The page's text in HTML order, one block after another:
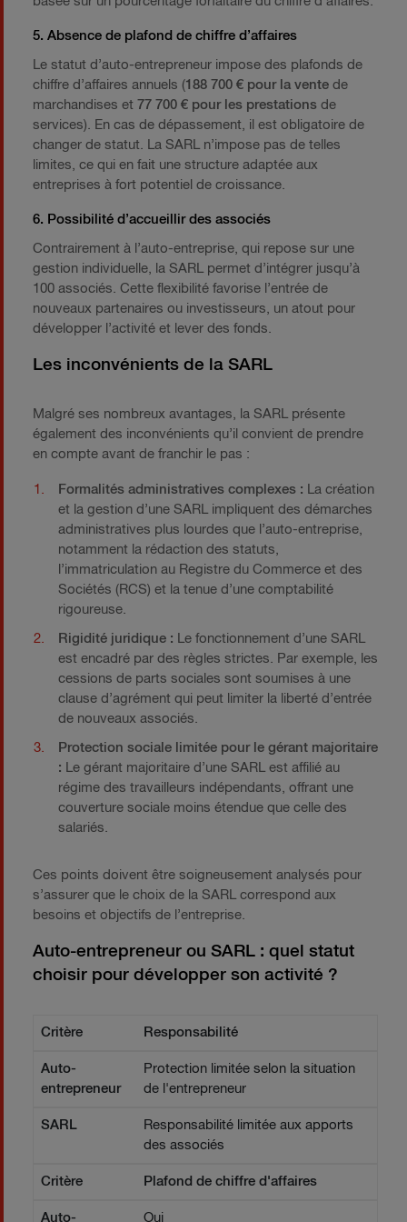
5. Absence de plafond de chiffre d’affaires
Le statut d’auto-entrepreneur impose des plafonds de
chiffre d’affaires annuels (188 700 € pour la vente de
marchandises et 77 700 € pour les prestations de
services). En cas de dépassement, il est obligatoire de
changer de statut. La SARL n’impose pas de telles
limites, ce qui en fait une structure adaptée aux
entreprises à fort potentiel de croissance.
6. Possibilité d’accueillir des associés
Contrairement à l’auto-entreprise, qui repose sur une
gestion individuelle, la SARL permet d’intégrer jusqu’à
100 associés. Cette flexibilité favorise l’entrée de
nouveaux partenaires ou investisseurs, un atout pour
développer l’activité et lever des fonds.
Les inconvénients de la SARL
Malgré ses nombreux avantages, la SARL présente
également des inconvénients qu’il convient de prendre
en compte avant de franchir le pas :
Formalités administratives complexes :
La création
et la gestion d’une SARL impliquent des démarches
administratives plus lourdes que l’auto-entreprise,
notamment la rédaction des statuts,
l’immatriculation au Registre du Commerce et des
Sociétés (RCS) et la tenue d’une comptabilité
rigoureuse.
Rigidité juridique : Le fonctionnement d’une SARL
est encadré par des règles strictes. Par exemple, les
cessions de parts sociales sont soumises à une
clause d’agrément qui peut limiter la liberté d’entrée
de nouveaux associés.
Protection sociale limitée pour le gérant majoritaire
: Le gérant majoritaire d’une SARL est affilié au
régime des travailleurs indépendants, offrant une
couverture sociale moins étendue que celle des
salariés.
Ces points doivent être soigneusement analysés pour
s’assurer que le choix de la SARL correspond aux
besoins et objectifs de l’entreprise.
Auto-entrepreneur ou SARL : quel statut
choisir pour développer son activité ?
Critère Responsabilité
Auto-
entrepreneur
Protection limitée selon la situation
de l'entrepreneur
SARL
Responsabilité limitée aux apports
des associés
Critère Plafond de chiffre d'affaires
Auto- Oui